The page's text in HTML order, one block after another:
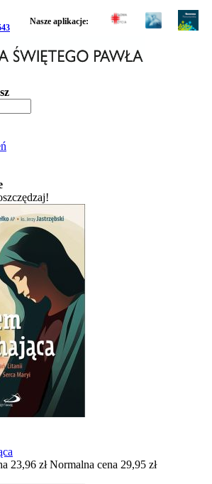
Nasze aplikacje:
23,96 zł Normalna cena 29,95 zł